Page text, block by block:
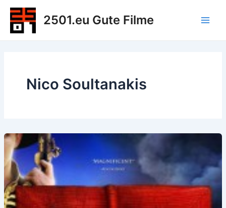
Zum
Inhalt
springen
2501.eu Gute Filme
Nico Soultanakis